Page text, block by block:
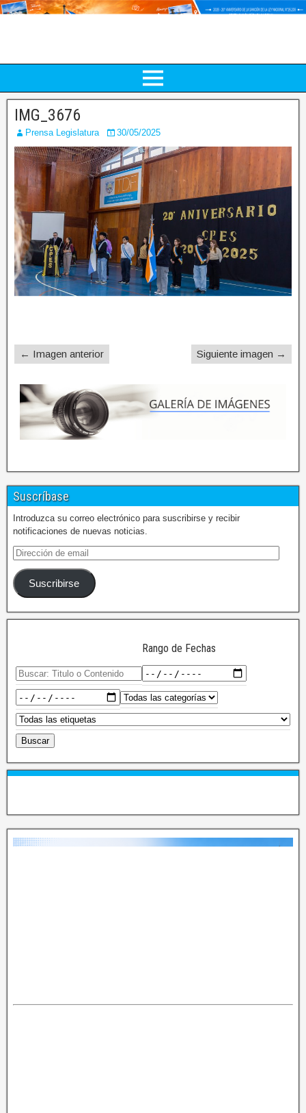
IMG_3676
Prensa Legislatura 30/05/2025
← Imagen anterior Siguiente imagen →
Suscríbase
Introduzca su correo electrónico para suscribirse y recibir
notificaciones de nuevas noticias.
Suscribirse
Rango de Fechas